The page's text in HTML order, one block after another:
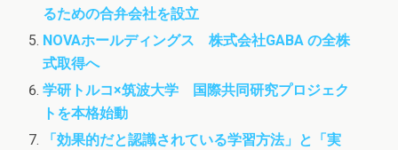
るための合弁会社を設立
NOVAホールディングス 株式会社GABA の全株
式取得へ
学研トルコ×筑波大学 国際共同研究プロジェク
トを本格始動
「効果的だと認識されている学習方法」と「実